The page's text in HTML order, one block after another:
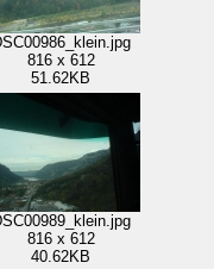
816 x 612
51.62KB
816 x 612
40.62KB